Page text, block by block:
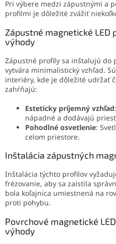
Pri výbere medzi zápustnými a
profilmi je dôležité zvážiť
Zápustné magnetické
výhody
Zápustné profily sa inštalujú do
vytvára minimalistický vzhľad.
interiéry, kde je dôležité udržať
zahŕňajú:
Esteticky príjemný vzhľad
nápadné a dodávajú
Pohodlné osvetlenie:
celom priestore.
Inštalácia zápustných
Inštalácia týchto profilov
frézovanie, aby sa zaistila
bola koľajnica umiestnená na
proti pohybu.
Povrchové magnetické
výhody